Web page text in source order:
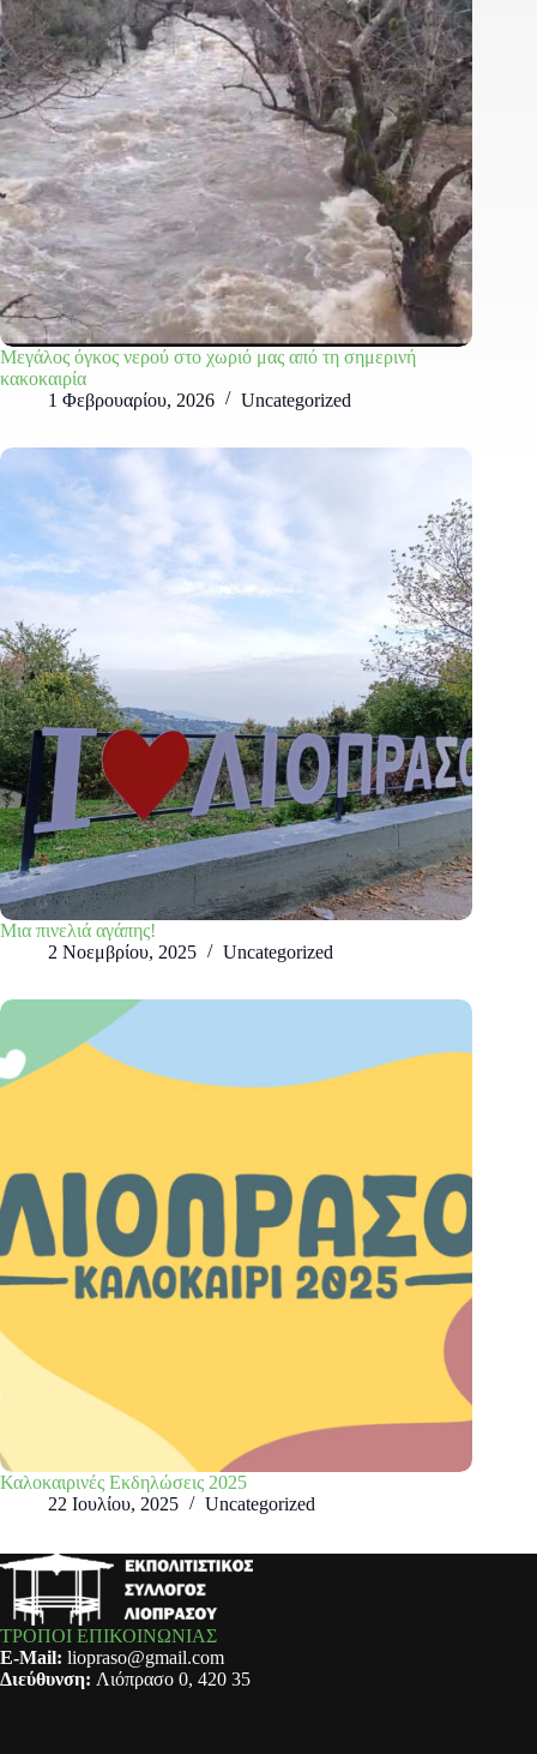
Μεγάλος όγκος νερού στο χωριό μας από τη σημερινή
κακοκαιρία
1 Φεβρουαρίου, 2026
Uncategorized
Μια πινελιά αγάπης!
2 Νοεμβρίου, 2025
Uncategorized
Καλοκαιρινές Εκδηλώσεις 2025
22 Ιουλίου, 2025
Uncategorized
ΤΡΟΠΟΙ ΕΠΙΚΟΙΝΩΝΙΑΣ
E-Mail: liopraso@gmail.com
Διεύθυνση: Λιόπρασο 0, 420 35